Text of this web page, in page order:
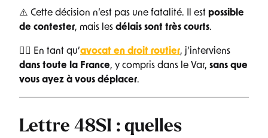
⚠️ Cette décision n’est pas une fatalité. Il est possible
de contester, mais les délais sont très courts.
👨‍⚖️ En tant qu’avocat en droit routier, j’interviens
dans toute la France, y compris dans le Var, sans que
vous ayez à vous déplacer.
Lettre 48SI : quelles